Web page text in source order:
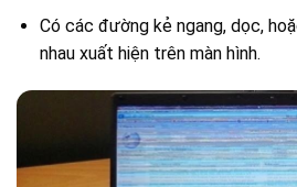
Có các đường kẻ ngang, dọc,
nhau xuất hiện trên màn hình.